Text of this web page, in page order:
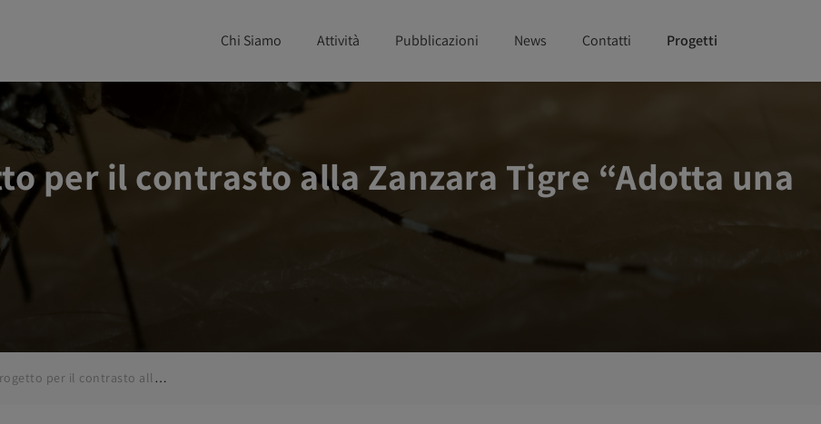
Chi Siamo Attività Pubblicazioni News Contatti Progetti
per il contrasto alla Zanzara Tigre “Adotta una
Continua il progetto per il contrasto alla Zanzara Tigre “Adotta una scuola”